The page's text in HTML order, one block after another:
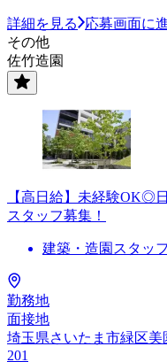
詳細を見る
応募画面に
その他
佐竹造園
【高日給】未経験OK◎
スタッフ募集！
建築・造園スタッフ
勤務地
面接地
埼玉県さいたま市緑区美
201